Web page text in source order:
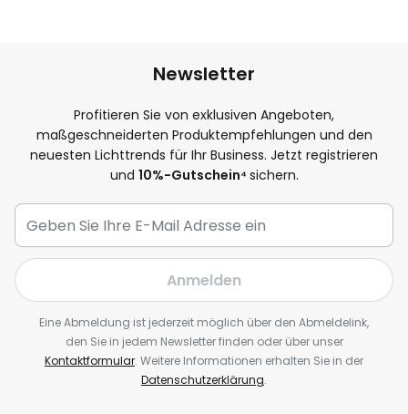
Newsletter
Profitieren Sie von exklusiven Angeboten,
maßgeschneiderten Produktempfehlungen und den
neuesten Lichttrends für Ihr Business. Jetzt registrieren
und 10%-Gutschein⁴ sichern.
Anmelden
Eine Abmeldung ist jederzeit möglich über den Abmeldelink,
den Sie in jedem Newsletter finden oder über unser
Kontaktformular. Weitere Informationen erhalten Sie in der
Datenschutzerklärung.